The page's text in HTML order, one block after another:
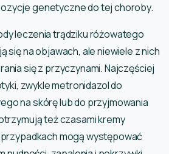
genetyczne do tej choroby.
leczenia trądziku różowatego
się na objawach, ale niewiele z nich
się z przyczynami. Najczęściej
zwykle metronidazol do
na skórę lub do przyjmowania
też czasami kremy
mogą występować